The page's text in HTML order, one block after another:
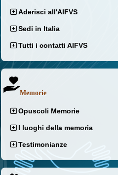
Aderisci all'AIFVS
Sedi in Italia
Tutti i contatti AIFVS
Memorie
Opuscoli Memorie
I luoghi della memoria
Testimonianze